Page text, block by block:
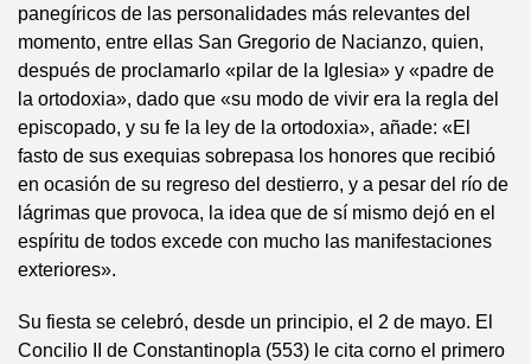
panegíricos de las personalidades más relevantes del
momento, entre ellas San Gregorio de Nacianzo, quien,
después de proclamarlo «pilar de la Iglesia» y «padre de
la ortodoxia», dado que «su modo de vivir era la regla del
episcopado, y su fe la ley de la ortodoxia», añade: «El
fasto de sus exequias sobrepasa los honores que recibió
en ocasión de su regreso del destierro, y a pesar del río de
lágrimas que provoca, la idea que de sí mismo dejó en el
espíritu de todos excede con mucho las manifestaciones
exteriores».
Su fiesta se celebró, desde un principio, el 2 de mayo. El
Concilio II de Constantinopla (553) le cita corno el primero